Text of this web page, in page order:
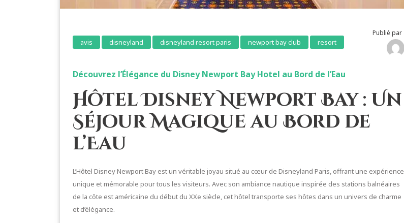
avis disneyland disneyland resort paris newport bay club resort
Publié par
Découvrez l’Élégance du Disney Newport Bay Hotel au Bord de l’Eau
Hôtel Disney Newport Bay : Un
Séjour Magique au Bord de
l’Eau
L’Hôtel Disney Newport Bay est un véritable joyau situé au cœur de Disneyland Paris, offrant une expérience
unique et mémorable pour tous les visiteurs. Avec son ambiance nautique inspirée des stations balnéaires
de la côte est américaine du début du XXe siècle, cet hôtel transporte ses hôtes dans un univers de charme
et d’élégance.